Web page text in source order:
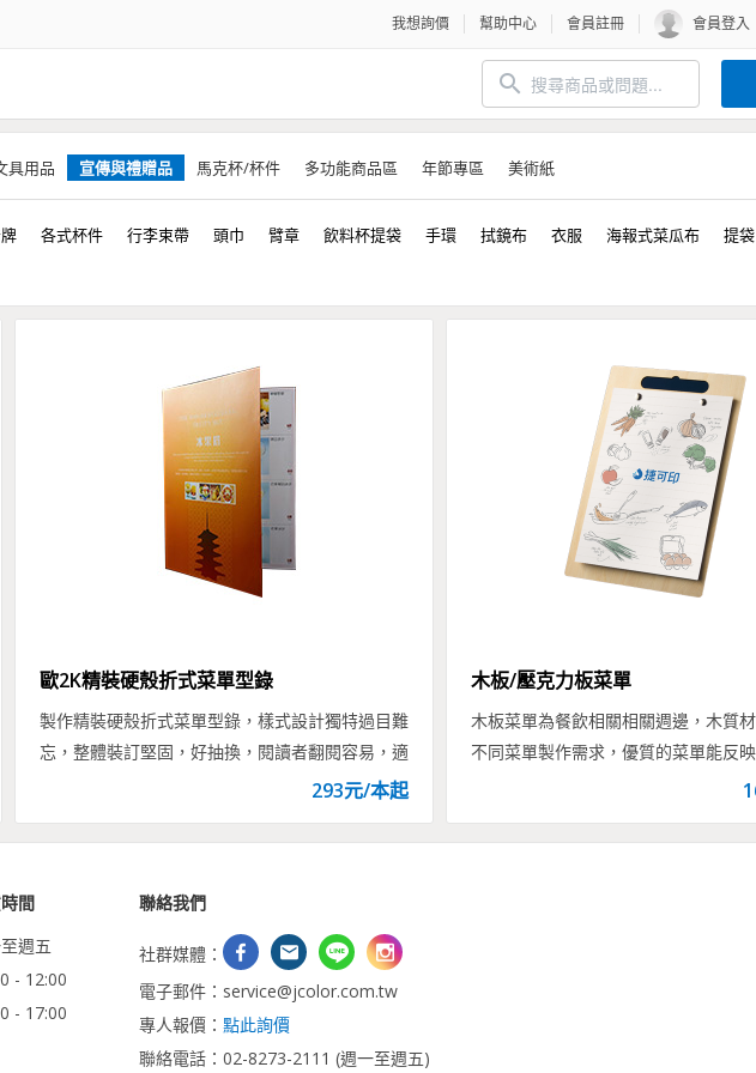
我想詢價 幫助中心 會員註冊 會員登入
具用品 宣傳與禮贈品 馬克杯/杯件 多功能商品區 年節專區 美術紙
各式杯件 行李束帶 頭巾 臂章 飲料杯提袋 手環 拭鏡布 衣服 海報式菜瓜布
提袋
歐2K精裝硬殼折式菜單型錄
製作精裝硬殼折式菜單型錄，樣式設計獨特過目難
忘，整體裝訂堅固，好抽換，閱讀者翻閱容易，適
用於商品型錄、餐廳menu等精裝菜單與型錄印刷
293元/本起
木板/壓克力板菜單
木板菜單為餐飲相關相關週邊，木質
不同菜單製作需求，優質的菜單能反
格調，客製化印刷服務皆能滿足客戶
間
週五
- 12:00
- 17:00
聯絡我們
社群媒體：
電子郵件：service@jcolor.com.tw
專人報價： 點此詢價
聯絡電話：02-8273-2111 (週一至週五)